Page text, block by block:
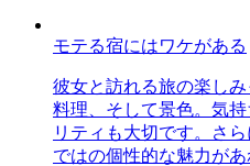
モテる宿にはワケがある
彼女と訪れる旅の楽し
料理、そして景色。気
リティも大切です。さ
ではの個性的な魅力が